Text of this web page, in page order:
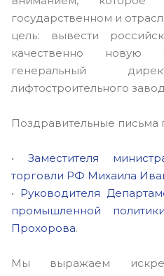
государственном и
цель: вывести
качественно новую
генеральный
лифтостроительного
Поздравительные письма
• Заместителя
торговли РФ Михаила
• Руководителя
промышленной
Прохорова.
Мы выражаем